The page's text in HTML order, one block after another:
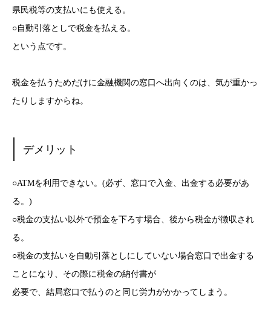
県民税等の支払いにも使える。
○自動引落としで税金を払える。
という点です。
税金を払うためだけに金融機関の窓口へ出向くのは、気が重かっ
たりしますからね。
デメリット
○ATMを利用できない。(必ず、窓口で入金、出金する必要があ
る。)
○税金の支払い以外で預金を下ろす場合、後から税金が徴収され
る。
○税金の支払いを自動引落としにしていない場合窓口で出金する
ことになり、その際に税金の納付書が
必要で、結局窓口で払うのと同じ労力がかかってしまう。